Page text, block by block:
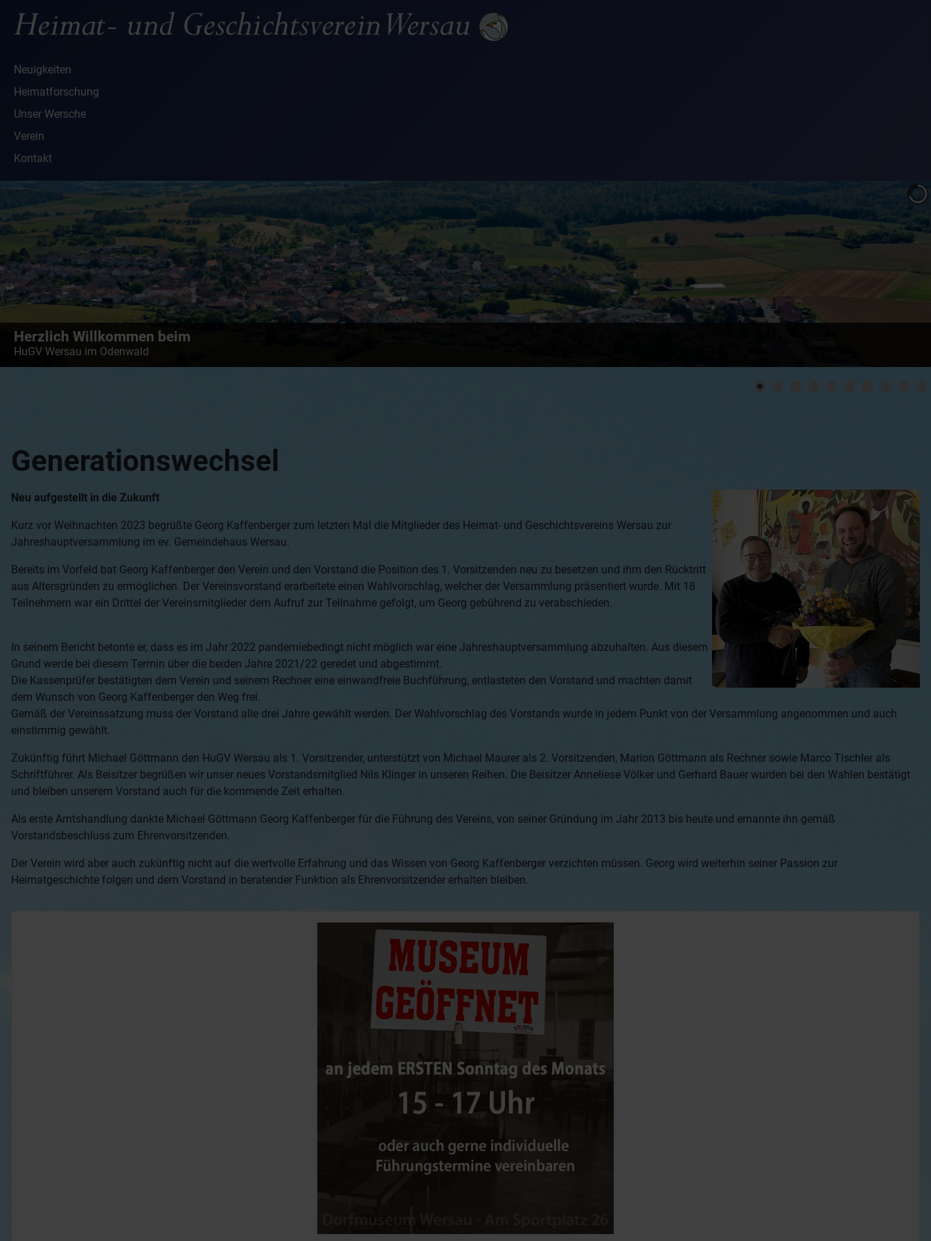
Neuigkeiten
Heimatforschung
Unser Wersche
Verein
Kontakt
Herzlich Willkommen beim
HuGV Wersau im Odenwald
Generationswechsel
Neu aufgestellt in die Zukunft
Kurz vor Weihnachten 2023 begrüßte Georg Kaffenberger zum letzten Mal die Mitglieder des Heimat- und Geschichtsvereins Wersau zur
Jahreshauptversammlung im ev. Gemeindehaus Wersau.
Bereits im Vorfeld bat Georg Kaffenberger den Verein und den Vorstand die Position des 1. Vorsitzenden neu zu besetzen und ihm den Rücktritt
aus Altersgründen zu ermöglichen. Der Vereinsvorstand erarbeitete einen Wahlvorschlag, welcher der Versammlung präsentiert wurde. Mit 18
Teilnehmern war ein Drittel der Vereinsmitglieder dem Aufruf zur Teilnahme gefolgt, um Georg gebührend zu verabschieden.
In seinem Bericht betonte er, dass es im Jahr 2022 pandemiebedingt nicht möglich war eine Jahreshauptversammlung abzuhalten. Aus diesem
Grund werde bei diesem Termin über die beiden Jahre 2021/22 geredet und abgestimmt.
Die Kassenprüfer bestätigten dem Verein und seinem Rechner eine einwandfreie Buchführung, entlasteten den Vorstand und machten damit
dem Wunsch von Georg Kaffenberger den Weg frei.
Gemäß der Vereinssatzung muss der Vorstand alle drei Jahre gewählt werden. Der Wahlvorschlag des Vorstands wurde in jedem Punkt von der Versammlung angenommen und auch
einstimmig gewählt.
Zukünftig führt Michael Göttmann den HuGV Wersau als 1. Vorsitzender, unterstützt von Michael Maurer als 2. Vorsitzenden, Marion Göttmann als Rechner sowie Marco Tischler als
Schriftführer. Als Beisitzer begrüßen wir unser neues Vorstandsmitglied Nils Klinger in unseren Reihen. Die Beisitzer Anneliese Völker und Gerhard Bauer wurden bei den Wahlen bestätigt
und bleiben unserem Vorstand auch für die kommende Zeit erhalten.
Als erste Amtshandlung dankte Michael Göttmann Georg Kaffenberger für die Führung des Vereins, von seiner Gründung im Jahr 2013 bis heute und ernannte ihn gemäß
Vorstandsbeschluss zum Ehrenvorsitzenden.
Der Verein wird aber auch zukünftig nicht auf die wertvolle Erfahrung und das Wissen von Georg Kaffenberger verzichten müssen. Georg wird weiterhin seiner Passion zur
Heimatgeschichte folgen und dem Vorstand in beratender Funktion als Ehrenvorsitzender erhalten bleiben.